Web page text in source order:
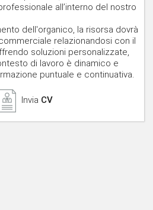
all’interno del nostro
dell'organico, la risorsa dovrà
relazionandosi con il
soluzioni personalizzate,
di lavoro è dinamico e
puntuale e continuativa.
Invia CV